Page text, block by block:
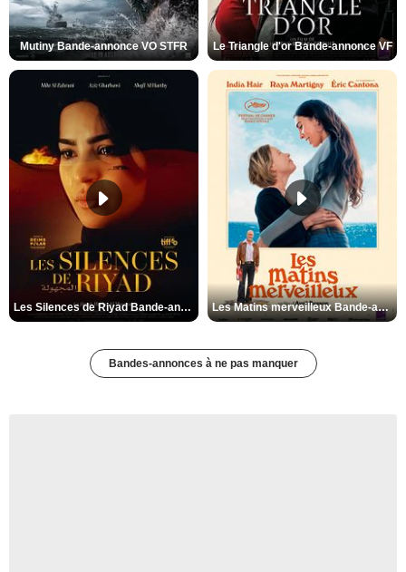
Mutiny Bande-annonce VO STFR Le Triangle d'or Bande-annonce VF
Les Silences de Riyad Bande-annonce VO STFR Les Matins merveilleux Bande-annonce VF
Bandes-annonces à ne pas manquer